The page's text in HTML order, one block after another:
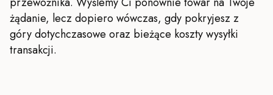
żądanie, lecz dopiero wówczas, gdy pokryjesz z
góry dotychczasowe oraz bieżące koszty wysyłki
transakcji.